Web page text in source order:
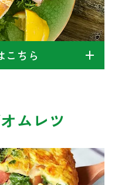
こちら
ムレツ